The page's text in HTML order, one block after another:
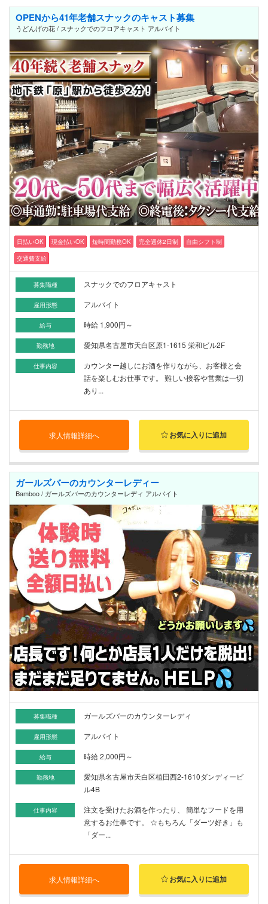
OPENから41年老舗スナックのキャスト募集
うどんげの花 / スナックでのフロアキャスト アルバイト
日払いOK 現金払いOK 短時間勤務OK 完全週休2日制
自由シフト制
交通費支給
募集職種 スナックでのフロアキャスト
雇用形態 アルバイト
給与 時給 1,900円～
勤務地 愛知県名古屋市天白区原1-1615 栄和ビル2F
仕事内容
カウンター越しにお酒を作りながら、お客様と会
話を楽しむお仕事です。 難しい接客や営業は一切
あり...
求人情報詳細へ お気に入りに追加
ガールズバーのカウンターレディー
Bamboo / ガールズバーのカウンターレディ アルバイト
募集職種 ガールズバーのカウンターレディ
雇用形態 アルバイト
給与 時給 2,000円～
勤務地
愛知県名古屋市天白区植田西2-1610ダンディービ
ル4B
仕事内容
注文を受けたお酒を作ったり、 簡単なフードを用
意するお仕事です。 ☆もちろん「ダーツ好き」も
「ダー...
求人情報詳細へ お気に入りに追加